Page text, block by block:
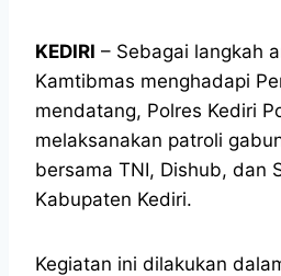
KEDIRI – Sebagai langkah
Kamtibmas menghadapi
mendatang, Polres Kediri
melaksanakan patroli
bersama TNI, Dishub, dan
Kabupaten Kediri.
Kegiatan ini dilakukan